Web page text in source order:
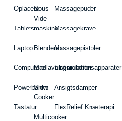
Opladere
Tablets
Laptop
Computere
Powerbanks
Tastatur
Sous
Vide-
maskine
Blendere
Madlavningsrobotter
Slow
Cooker
Multicooker
Massagepuder
Massagekrave
Massagepistoler
Elstimulationsapparater
Ansigtsdamper
FlexRelief Knæterapi